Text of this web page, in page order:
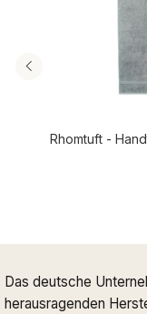
Rhomtuft -
Das deutsche
herausragenden